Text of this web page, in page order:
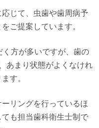
じて、虫歯や歯周病予
ご提案しています。
方が多いですが、歯の
あまり状態がよくなけれ
す。
リングを行っているほ
も担当歯科衛生士制で